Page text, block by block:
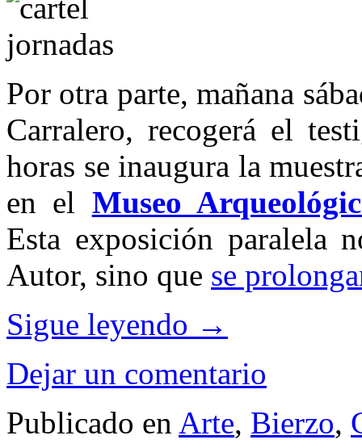
Por otra parte, mañana
Carralero, recogerá el
horas se inaugura la
en el Museo
Esta exposición paralela
Autor, sino que se
Sigue leyendo →
Dejar un comentario
Publicado en Arte, Bierzo,